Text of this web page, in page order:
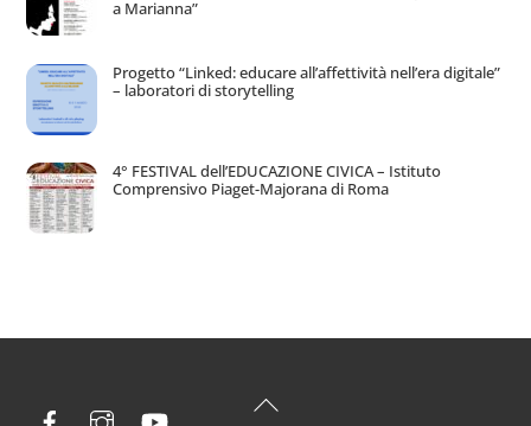
a Marianna”
Progetto “Linked: educare all’affettività nell’era digitale”
– laboratori di storytelling
4° FESTIVAL dell’EDUCAZIONE CIVICA – Istituto
Comprensivo Piaget-Majorana di Roma
Back